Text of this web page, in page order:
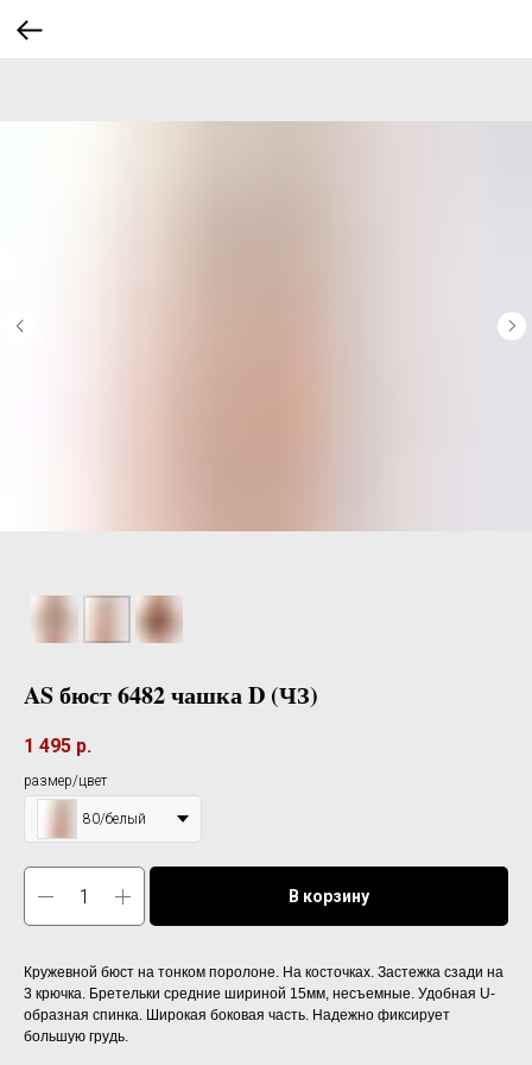
AS бюст 6482 чашка D (ЧЗ)
1 495 р.
размер/цвет
80/белый
В корзину
Кружевной бюст на тонком поролоне. На косточках. Застежка сзади на
3 крючка. Бретельки средние шириной 15мм, несъемные. Удобная U-
образная спинка. Широкая боковая часть. Надежно фиксирует
большую грудь.